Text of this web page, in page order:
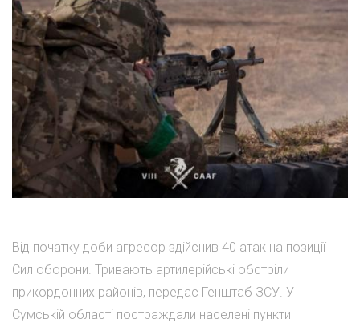
Від початку доби агресор здійснив 40 атак на позиції
Сил оборони. Тривають артилерійські обстріли
прикордонних районів, передає Генштаб ЗСУ. У
Сумській області постраждали населені пункти